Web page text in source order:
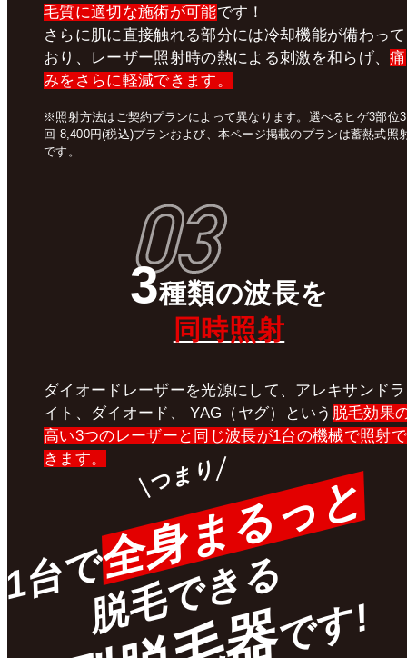
毛質に適切な施術が可能です！
さらに肌に直接触れる部分には冷却機能が備わって
おり、レーザー照射時の熱による刺激を和らげ、痛
みをさらに軽減できます。
※照射方法はご契約プランによって異なります。選べるヒゲ3部位3
回 8,400円(税込)プランおよび、本ページ掲載のプランは蓄熱式照
です。
03
3種類の波長を
同時照射
ダイオードレーザーを光源にして、アレキサンドラ
イト、ダイオード、 YAG（ヤグ）という 脱毛効果
高い3つのレーザーと同じ波長が1台の機械で照射で
きます。
つまり
1台で全身まるっと
脱毛できるです!